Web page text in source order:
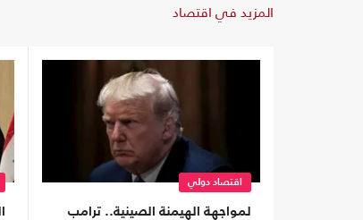
المزيد في اقتصاد
اقتصاد دولي
لمواجهة الهيمنة الصينية.. ترامب